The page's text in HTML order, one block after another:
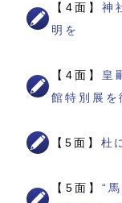
【4面】神
明を
【4面】 皇
館特別展を
【5面】 杜
【5面】“